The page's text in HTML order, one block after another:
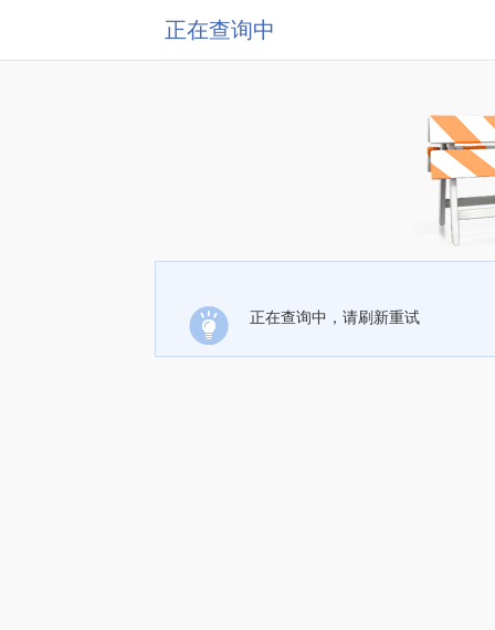
正在查询中
正在查询中，请刷新重试